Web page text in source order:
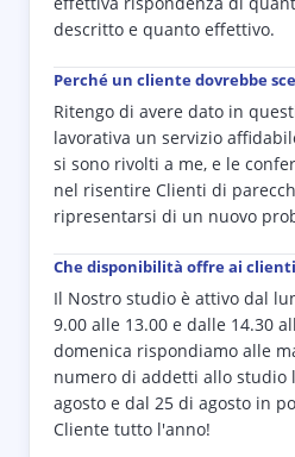
descritto e quanto effettivo.
Perché un cliente dovrebbe
Ritengo di avere dato in
lavorativa un servizio
si sono rivolti a me, e le
nel risentire Clienti di
ripresentarsi di un nuovo
Che disponibilità offre ai
Il Nostro studio è attivo dal
9.00 alle 13.00 e dalle 14.30
domenica rispondiamo alle
numero di addetti allo studio
agosto e dal 25 di agosto in
Cliente tutto l'anno!